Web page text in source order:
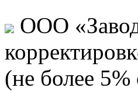
ООО
(не более 5%